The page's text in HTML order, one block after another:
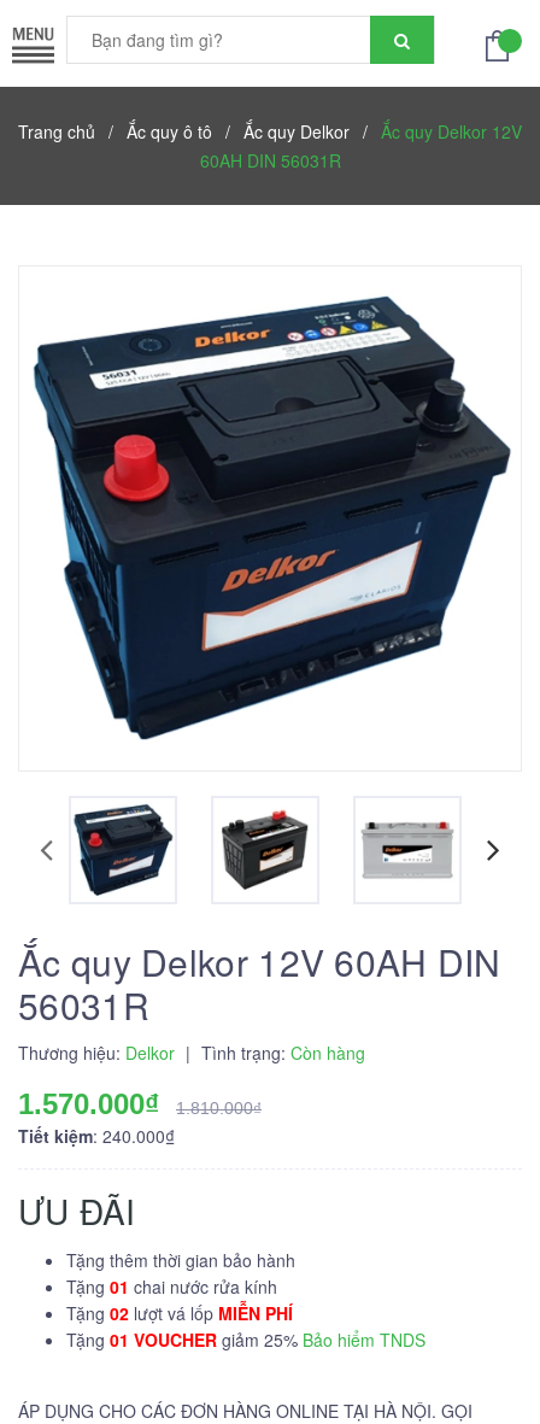
Trang chủ / Ắc quy ô tô / Ắc quy Delkor / Ắc quy Delkor 12V
60AH DIN 56031R
Ắc quy Delkor 12V 60AH DIN
56031R
Thương hiệu: Delkor | Tình trạng: Còn hàng
1.570.000₫ 1.810.000₫
Tiết kiệm: 240.000₫
ƯU ĐÃI
Tặng thêm thời gian bảo hành
Tặng 01 chai nước rửa kính
Tặng 02 lượt vá lốp MIỄN PHÍ
Tặng 01 VOUCHER giảm 25% Bảo hiểm TNDS
ÁP DỤNG CHO CÁC ĐƠN HÀNG ONLINE TẠI HÀ NỘI. GỌI